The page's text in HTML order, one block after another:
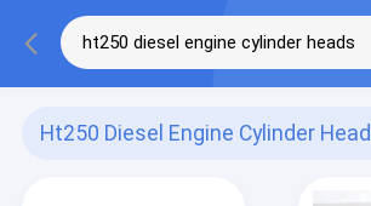
Ht250 Diesel Engine Cylinder